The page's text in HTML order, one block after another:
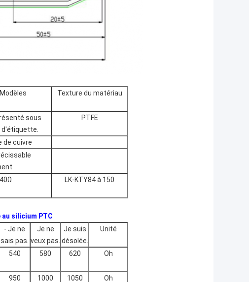
Texture du matériau
sous
d'étiquette.
PTFE
de cuivre
LK-KTY84 à 150
silicium PTC
- Je ne
sais pas.
Je ne
veux pas.
Je suis
désolée.
Unité
540 580 620 Oh
950 1000 1050 Oh